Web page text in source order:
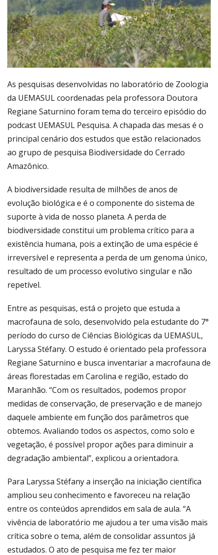
As pesquisas desenvolvidas no laboratório de Zoologia
da UEMASUL coordenadas pela professora Doutora
Regiane Saturnino foram tema do terceiro episódio do
podcast UEMASUL Pesquisa. A chapada das mesas é o
principal cenário dos estudos que estão relacionados
ao grupo de pesquisa Biodiversidade do Cerrado
Amazônico.
A biodiversidade resulta de milhões de anos de
evolução biológica e é o componente do sistema de
suporte à vida de nosso planeta. A perda de
biodiversidade constitui um problema crítico para a
existência humana, pois a extinção de uma espécie é
irreversível e representa a perda de um genoma único,
resultado de um processo evolutivo singular e não
repetível.
Entre as pesquisas, está o projeto que estuda a
macrofauna de solo, desenvolvido pela estudante do 7°
período do curso de Ciências Biológicas da UEMASUL,
Laryssa Stéfany. O estudo é orientado pela professora
Regiane Saturnino e busca inventariar a macrofauna de
áreas florestadas em Carolina e região, estado do
Maranhão. “Com os resultados, podemos propor
medidas de conservação, de preservação e de manejo
daquele ambiente em função dos parâmetros que
obtemos. Avaliando todos os aspectos, como solo e
vegetação, é possível propor ações para diminuir a
degradação ambiental”, explicou a orientadora.
Para Laryssa Stéfany a inserção na iniciação científica
ampliou seu conhecimento e favoreceu na relação
entre os conteúdos aprendidos em sala de aula. “A
vivência de laboratório me ajudou a ter uma visão mais
crítica sobre o tema, além de consolidar assuntos já
estudados. O ato de pesquisa me fez ter maior